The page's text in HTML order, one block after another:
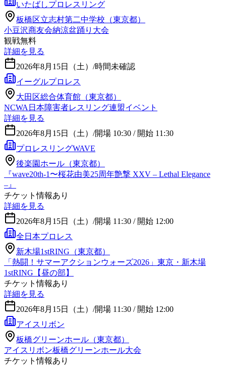
いたばしプロレスリング
板橋区立志村第二中学校（東京都）
小豆沢商友会納涼盆踊り大会
観戦無料
詳細を見る
2026年8月15日（土） /時間未確認
イーグルプロレス
大田区総合体育館（東京都）
NCWA日本障害者レスリング連盟イベント
詳細を見る
2026年8月15日（土） /開場 10:30 / 開始 11:30
プロレスリングWAVE
後楽園ホール（東京都）
『wave20th-1〜桜花由美25周年艶撃 XXV – Lethal Elegance
–』
チケット情報あり
詳細を見る
2026年8月15日（土） /開場 11:30 / 開始 12:00
全日本プロレス
新木場1stRING（東京都）
「熱闘！サマーアクションウォーズ2026」東京・新木場
1stRING【昼の部】
チケット情報あり
詳細を見る
2026年8月15日（土） /開場 11:30 / 開始 12:00
アイスリボン
板橋グリーンホール（東京都）
アイスリボン板橋グリーンホール大会
チケット情報あり